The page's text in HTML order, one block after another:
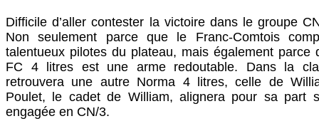
Difficile d’aller contester la victoire dans le groupe
Non seulement parce que le Franc-Comtois
talentueux pilotes du plateau, mais également parce
FC 4 litres est une arme redoutable. Dans la
retrouvera une autre Norma 4 litres, celle de
Poulet, le cadet de William, alignera pour sa part
engagée en CN/3.